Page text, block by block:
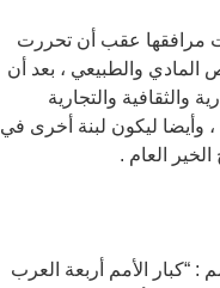
مرافقها عقب أن تحررت
المادي والطبيعي ، بعد أن
والتجارية
وأيضا ليكون لبنة أخرى في
العام .
“كبار الأمم أربعة العرب